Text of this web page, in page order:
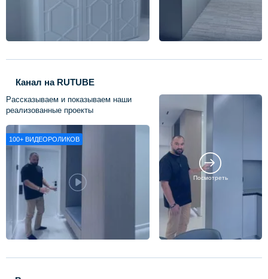
Канал на RUTUBE
Рассказываем и показываем наши
реализованные проекты
100+ ВИДЕОРОЛИКОВ
Посмотреть